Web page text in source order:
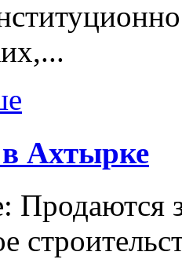
Ахтырке
Продаются